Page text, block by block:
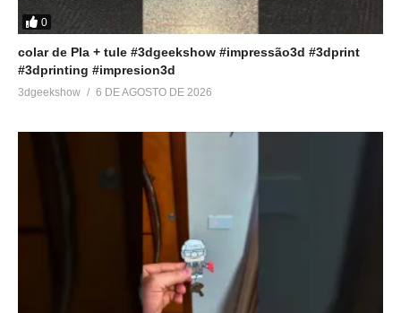
0
colar de Pla + tule #3dgeekshow #impressão3d #3dprint
#3dprinting #impresion3d
3dgeekshow 6 DE AGOSTO DE 2026